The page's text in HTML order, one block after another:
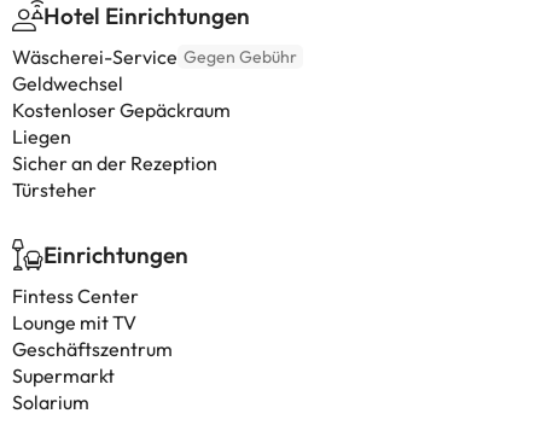
Hotel Einrichtungen
Wäscherei-Service Gegen Gebühr
Geldwechsel
Kostenloser Gepäckraum
Liegen
Sicher an der Rezeption
Türsteher
Einrichtungen
Fintess Center
Lounge mit TV
Geschäftszentrum
Supermarkt
Solarium